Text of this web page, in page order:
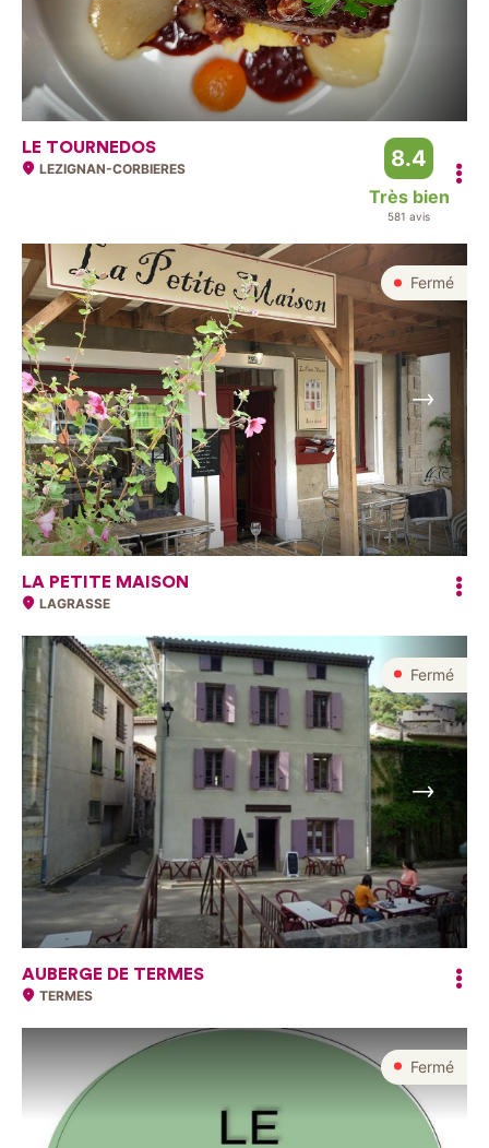
LE TOURNEDOS
LEZIGNAN-CORBIERES 8.4
Très bien
581 avis
Fermé
Suivant
LA PETITE MAISON
LAGRASSE
Fermé
Suivant
AUBERGE DE TERMES
TERMES
Fermé